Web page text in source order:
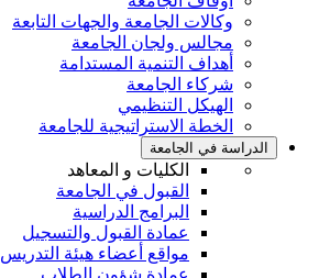
وكالات الجامعة والجهات التابعة
مجالس ولجان الجامعة
أهداف التنمية المستدامة
شركاء الجامعة
الهيكل التنظيمي
الخطة الاستراتيجية للجامعة
الدراسة في الجامعة
الكليات و المعاهد
القبول في الجامعة
البرامج الدراسية
عمادة القبول والتسجيل
مواقع أعضاء هيئة التدريس
عمادة شؤون الطلاب